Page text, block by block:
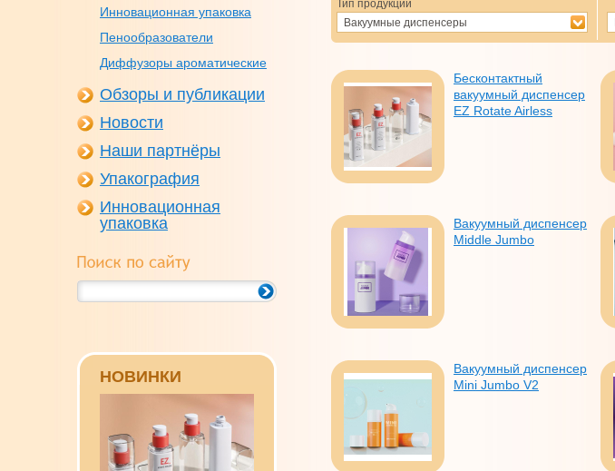
Инновационная упаковка
Пенообразователи
Диффузоры ароматические
Обзоры и публикации
Новости
Наши партнёры
Упакография
Инновационная
упаковка
НОВИНКИ
Тип продукции
Вакуумные диспенсеры
Бесконтактный
вакуумный диспенсер
EZ Rotate Airless
Вакуумный диспенсер
Middle Jumbo
Вакуумный диспенсер
Mini Jumbo V2